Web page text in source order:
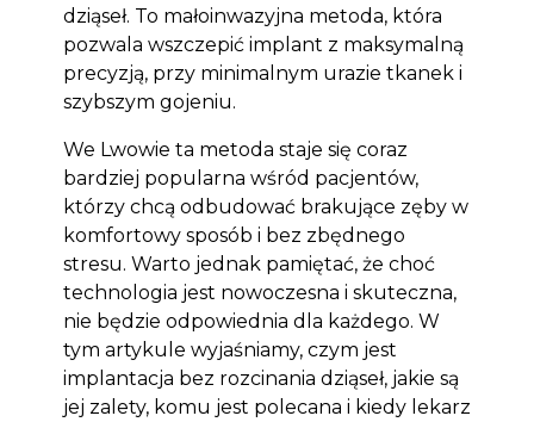
dziąseł. To małoinwazyjna metoda, która
pozwala wszczepić implant z maksymalną
precyzją, przy minimalnym urazie tkanek i
szybszym gojeniu.
We Lwowie ta metoda staje się coraz
bardziej popularna wśród pacjentów,
którzy chcą odbudować brakujące zęby w
komfortowy sposób i bez zbędnego
stresu. Warto jednak pamiętać, że choć
technologia jest nowoczesna i skuteczna,
nie będzie odpowiednia dla każdego. W
tym artykule wyjaśniamy, czym jest
implantacja bez rozcinania dziąseł, jakie są
jej zalety, komu jest polecana i kiedy lekarz